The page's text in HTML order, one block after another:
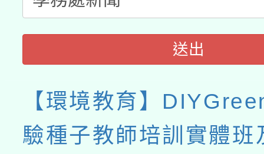
送出
【環境教育】
驗種子教師培訓實體班